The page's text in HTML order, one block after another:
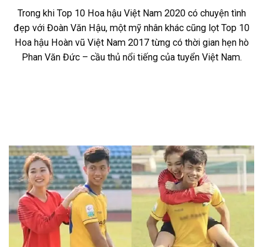
Trong khi Top 10 Hoa hậu Việt Nam 2020 có chuyện tình
đẹp với Đoàn Văn Hậu, một mỹ nhân khác cũng lọt Top 10
Hoa hậu Hoàn vũ Việt Nam 2017 từng có thời gian hẹn hò
Phan Văn Đức – cầu thủ nổi tiếng của tuyển Việt Nam.